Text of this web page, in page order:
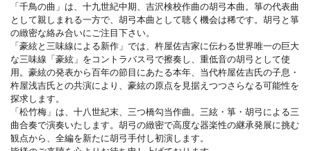
「千鳥の曲」は、十九世紀中期、吉沢検校作曲の胡弓本曲。箏の代表曲
として親しまれる一方で、胡弓本曲として聴く機会は稀です。胡弓と箏
の緻密な絡み合いにご注目下さい。
「豪絃と三味線による新作」では、杵屋佐吉家に伝わる世界唯一の巨大
な三味線「豪絃」をコントラバス弓で擦奏し、重低音の胡弓として使
用。豪絃の発表から百年の節目にあたる本年、当代杵屋佐吉氏の子息・
杵屋浅吉氏との共演により、豪絃の原点を見据えつつさらなる可能性を
探求します。
「松竹梅」は、十八世紀末、三つ橋勾当作曲。三絃・箏・胡弓による三
曲合奏で演奏いたします。胡弓の緻密で高度な器楽性の継承発展に挑む
観点から、全編を新たに胡弓手付し初演します。